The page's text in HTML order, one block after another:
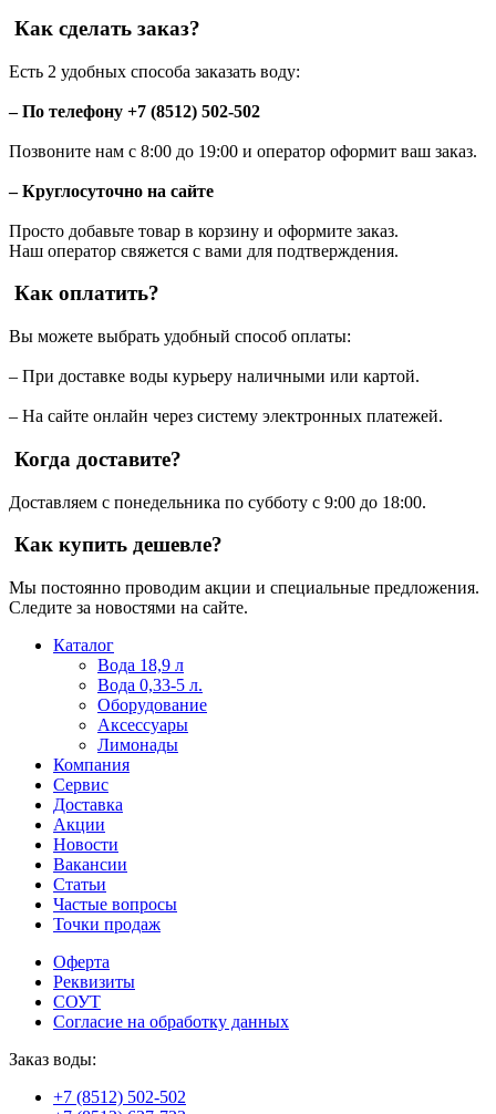
Как сделать заказ?
Есть 2 удобных способа заказать воду:
– По телефону +7 (8512) 502-502
Позвоните нам с 8:00 до 19:00 и оператор оформит ваш заказ.
– Круглосуточно на сайте
Просто добавьте товар в корзину и оформите заказ.
Наш оператор свяжется с вами для подтверждения.
Как оплатить?
Вы можете выбрать удобный способ оплаты:
– При доставке воды курьеру наличными или картой.
– На сайте онлайн через систему электронных платежей.
Когда доставите?
Доставляем с понедельника по субботу с 9:00 до 18:00.
Как купить дешевле?
Мы постоянно проводим акции и специальные предложения.
Следите за новостями на сайте.
Пользователи
офіційний
сайт
через
разные
сайты.
можно
встретить
онлайн
казино
среди
обсуждаемых
тем.
Каталог
Вода 18,9 л
Вода 0,33-5 л.
Оборудование
Аксессуары
Лимонады
Компания
Сервис
Доставка
Акции
Новости
Вакансии
Статьи
Частые вопросы
Точки продаж
Оферта
Реквизиты
СОУТ
Согласие на обработку данных
Заказ воды:
+7 (8512) 502-502